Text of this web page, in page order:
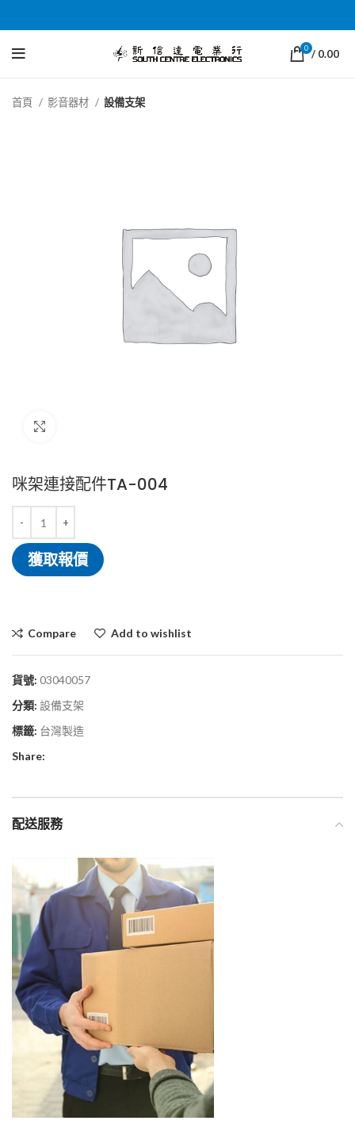
0 / 0.00
首頁 影音器材 設備支架
咪架連接配件TA-004
獲取報價
Compare Add to wishlist
貨號: 03040057
分類: 設備支架
標籤: 台灣製造
Share:
配送服務